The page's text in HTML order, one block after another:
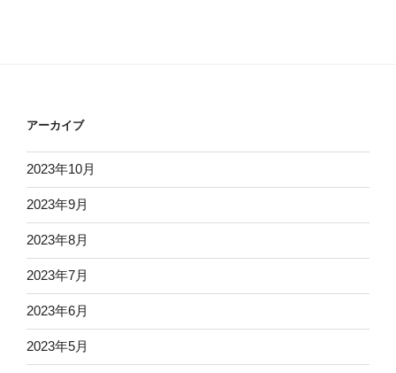
アーカイブ
2023年10月
2023年9月
2023年8月
2023年7月
2023年6月
2023年5月